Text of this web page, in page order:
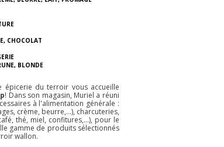
,CHOCOLAT
,BLONDE
épicerie du terroir vous accueille
! Dans son magasin, Muriel a réuni
à l'alimentation générale :
crème, beurre,...), charcuteries,
thé, miel, confitures,...), pour le
gamme de produits sélectionnés
wallon.